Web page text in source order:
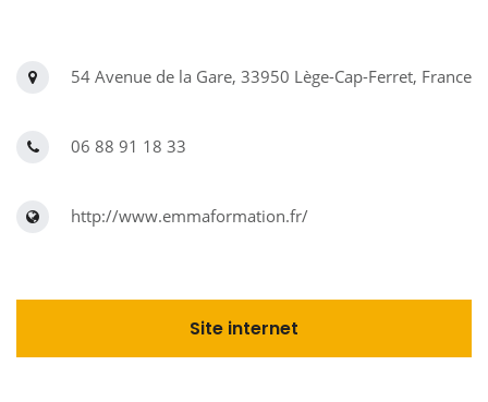
54 Avenue de la Gare, 33950 Lège-Cap-Ferret, France
06 88 91 18 33
http://www.emmaformation.fr/
Site internet